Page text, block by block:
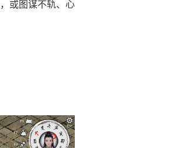
或图谋不轨、心